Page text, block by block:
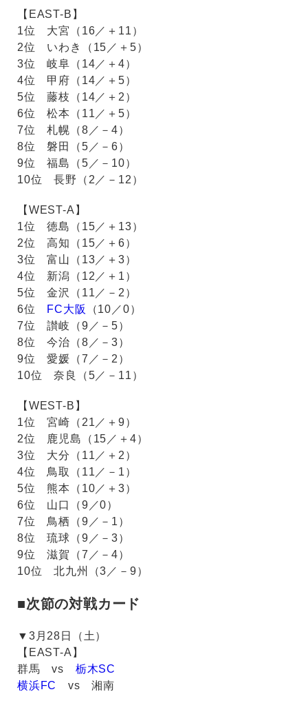
【EAST-B】
1位 大宮（16／＋11）
2位 いわき（15／＋5）
3位 岐阜（14／＋4）
4位 甲府（14／＋5）
5位 藤枝（14／＋2）
6位 松本（11／＋5）
7位 札幌（8／－4）
8位 磐田（5／－6）
9位 福島（5／－10）
10位 長野（2／－12）
【WEST-A】
1位 徳島（15／＋13）
2位 高知（15／＋6）
3位 富山（13／＋3）
4位 新潟（12／＋1）
5位 金沢（11／－2）
6位 FC大阪
（10／0）
7位 讃岐（9／－5）
8位 今治（8／－3）
9位 愛媛（7／－2）
10位 奈良（5／－11）
【WEST-B】
1位 宮崎（21／＋9）
2位 鹿児島（15／＋4）
3位 大分（11／＋2）
4位 鳥取（11／－1）
5位 熊本（10／＋3）
6位 山口（9／0）
7位 鳥栖（9／－1）
8位 琉球（9／－3）
9位 滋賀（7／－4）
10位 北九州（3／－9）
■次節の対戦カード
▼3月28日（土）
【EAST-A】
群馬 vs 栃木SC
横浜FC
vs 湘南